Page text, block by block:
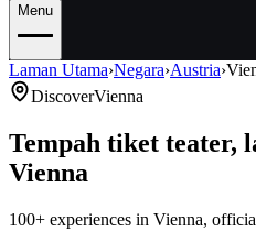
Menu
Laman Utama›Negara›Austria›
DiscoverVienna
Tempah tiket teater,
Vienna
100+ experiences in Vienna,